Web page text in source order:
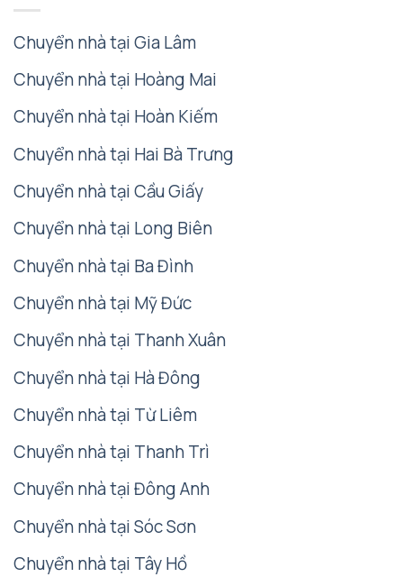
Chuyển nhà tại Gia Lâm
Chuyển nhà tại Hoàng Mai
Chuyển nhà tại Hoàn Kiếm
Chuyển nhà tại Hai Bà Trưng
Chuyển nhà tại Cầu Giấy
Chuyển nhà tại Long Biên
Chuyển nhà tại Ba Đình
Chuyển nhà tại Mỹ Đức
Chuyển nhà tại Thanh Xuân
Chuyển nhà tại Hà Đông
Chuyển nhà tại Từ Liêm
Chuyển nhà tại Thanh Trì
Chuyển nhà tại Đông Anh
Chuyển nhà tại Sóc Sơn
Chuyển nhà tại Tây Hồ